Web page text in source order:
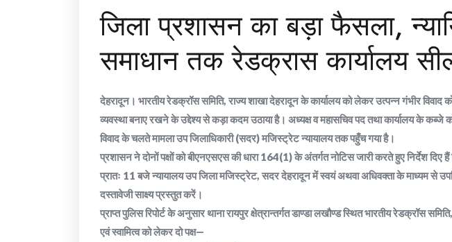
जिला प्रशासन का बड़ा फैसला,
समाधान तक रेडक्रास कार्यालय
देहरादून। भारतीय रेडक्रॉस समिति, राज्य शाखा देहरादून के कार्यालय को लेकर उत्पन्न गंभीर विवाद
व्यवस्था बनाए रखने के उद्देश्य से कड़ा कदम उठाया है। अध्यक्ष व महासचिव पद तथा कार्यालय के कब्जे
विवाद के चलते मामला उप जिलाधिकारी (सदर) मजिस्ट्रेट न्यायालय तक पहुँच गया है।
प्रशासन ने दोनों पक्षों को बीएनएसएस की धारा 164(1) के अंतर्गत नोटिस जारी करते हुए निर्देश
प्रातः 11 बजे न्यायालय उप जिला मजिस्ट्रेट, सदर देहरादून में स्वयं अथवा अधिवक्ता के माध्यम से
दस्तावेजी साक्ष्य प्रस्तुत करें।
प्राप्त पुलिस रिपोर्ट के अनुसार थाना रायपुर क्षेत्रान्तर्गत डाण्डा लखौण्ड स्थित भारतीय रेडक्रॉस
एवं स्वामित्व को लेकर दो पक्ष—